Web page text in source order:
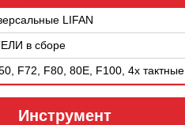
LIFAN
в сборе
F72, F80, 80E, F100, 4х тактные
Инструмент